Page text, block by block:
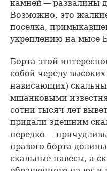
камней — развалины
Возможно, это
поселка,
укреплению на мысе
Борта этой
собой череду
нависающих)
мшанковыми
сотни тысяч лет
придали здешним
нередко —
правого борта
скальные навесы, а